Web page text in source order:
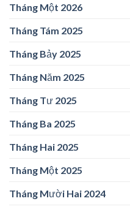
Tháng Một 2026
Tháng Tám 2025
Tháng Bảy 2025
Tháng Năm 2025
Tháng Tư 2025
Tháng Ba 2025
Tháng Hai 2025
Tháng Một 2025
Tháng Mười Hai 2024